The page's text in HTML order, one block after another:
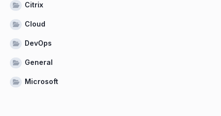
Citrix
Cloud
DevOps
General
Microsoft